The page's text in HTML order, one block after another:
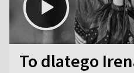
To dlatego